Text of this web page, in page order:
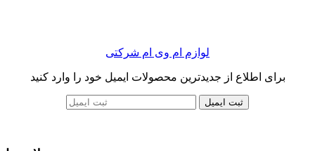
لوازم ام وی ام شرکتی
برای اطلاع از جدیدترین محصولات ایمیل خود را وارد کنید
ثبت ایمیل